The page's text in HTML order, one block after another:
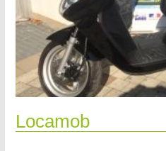
Locamob